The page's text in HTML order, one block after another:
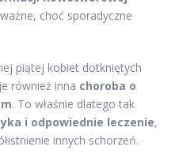
choć sporadyczne
piątej kobiet dotkniętych
również inna choroba o
. To właśnie dlatego tak
i odpowiednie leczenie,
innych schorzeń.